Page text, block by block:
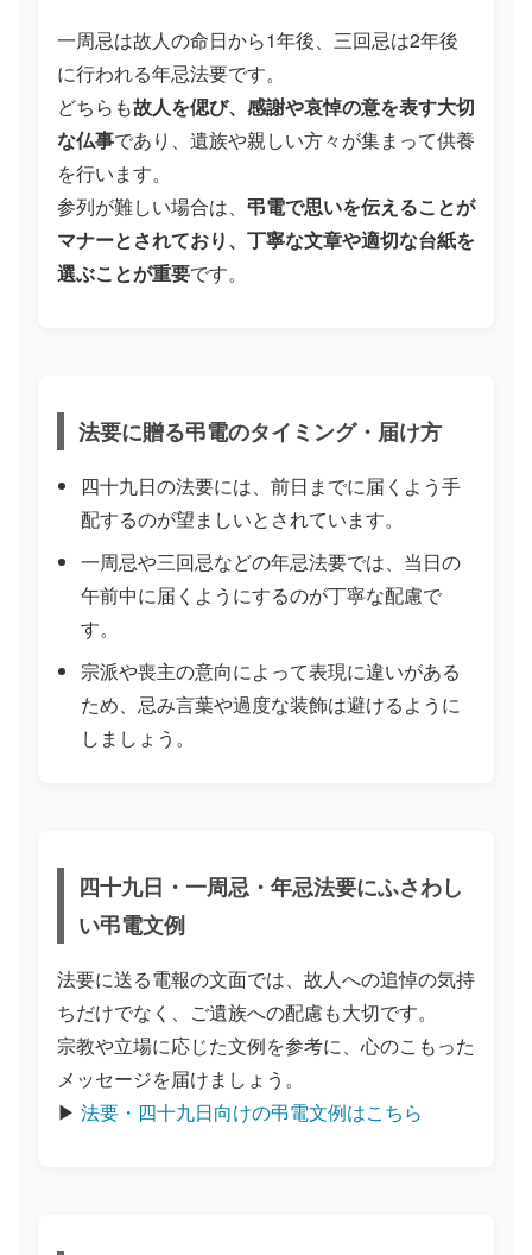
一周忌は故人の命日から1年後、三回忌は2年後
に行われる年忌法要です。
どちらも故人を偲び、感謝や哀悼の意を表す大切
な仏事であり、遺族や親しい方々が集まって供養
を行います。
参列が難しい場合は、 弔電で思いを伝えることが
マナーとされており、丁寧な文章や適切な台紙を
選ぶことが重要です。
法要に贈る弔電のタイミング・届け方
四十九日の法要には、前日までに届くよう手
配するのが望ましいとされています。
一周忌や三回忌などの年忌法要では、当日の
午前中に届くようにするのが丁寧な配慮で
す。
宗派や喪主の意向によって表現に違いがある
ため、忌み言葉や過度な装飾は避けるように
しましょう。
四十九日・一周忌・年忌法要にふさわし
い弔電文例
法要に送る電報の文面では、故人への追悼の気持
ちだけでなく、ご遺族への配慮も大切です。
宗教や立場に応じた文例を参考に、心のこもった
メッセージを届けましょう。
▶︎ 法要・四十九日向けの弔電文例はこちら